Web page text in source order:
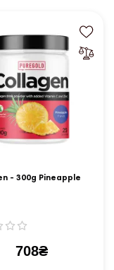
- 300g Pineapple
708₴